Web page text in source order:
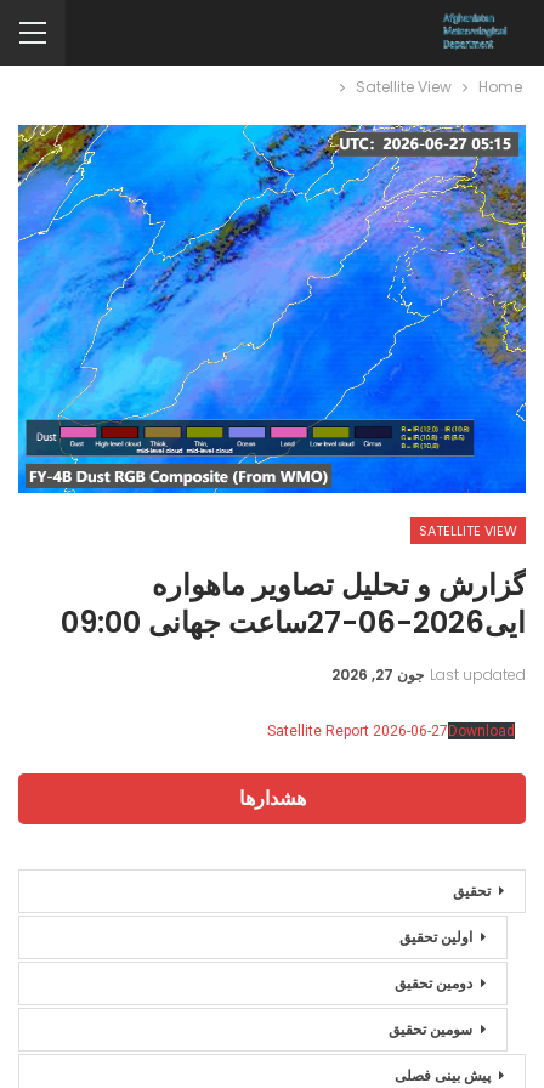
Home
Satellite View
SATELLITE VIEW
گزارش و تحلیل تصاویر ماهواره
ایی2026-06-27ساعت جهانی 09:00
Last updated جون 27, 2026
Satellite Report 2026-06-27Download
هشدارها
تحقیق
اولین تحقیق
دومین تحقیق
سومین تحقیق
پیش بینی فصلی